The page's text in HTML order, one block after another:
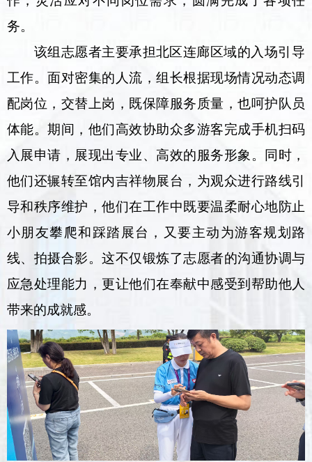
务。
该组志愿者主要承担北区连廊区域的入场引导
工作。面对密集的人流，组长根据现场情况动态调
配岗位，交替上岗，既保障服务质量，也呵护队员
体能。期间，他们高效协助众多游客完成手机扫码
入展申请，展现出专业、高效的服务形象。同时，
他们还辗转至馆内吉祥物展台，为观众进行路线引
导和秩序维护，他们在工作中既要温柔耐心地防止
小朋友攀爬和踩踏展台，又要主动为游客规划路
线、拍摄合影。这不仅锻炼了志愿者的沟通协调与
应急处理能力，更让他们在奉献中感受到帮助他人
带来的成就感。